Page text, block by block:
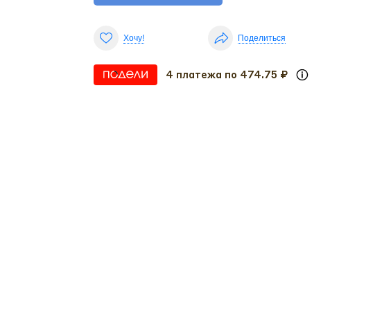
Хочу! Поделиться
4 платежа по 474.75 ₽